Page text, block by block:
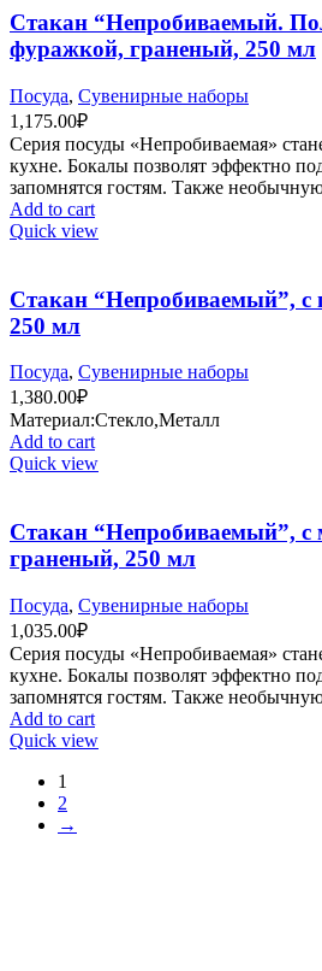
Стакан “Непробиваемый.
фуражкой, граненый, 250 мл
Посуда, Сувенирные наборы
1,175.00₽
Серия посуды «Непробиваемая»
кухне. Бокалы позволят эффектно
запомнятся гостям. Также
Add to cart
Quick view
Стакан “Непробиваемый”, с
250 мл
Посуда, Сувенирные наборы
1,380.00₽
Add to cart
Quick view
Стакан “Непробиваемый”, с
граненый, 250 мл
Посуда, Сувенирные наборы
1,035.00₽
Серия посуды «Непробиваемая»
кухне. Бокалы позволят эффектно
запомнятся гостям. Также
Add to cart
Quick view
1
2
→